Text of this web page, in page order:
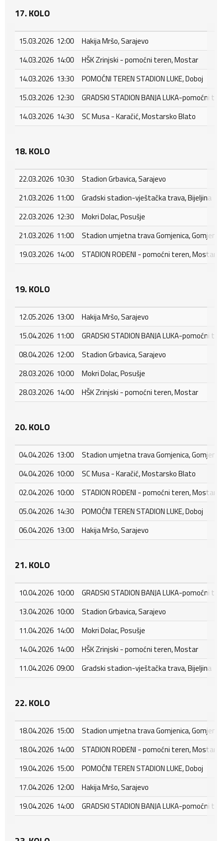
17. KOLO
15.03.2026 12:00
Hakija Mršo, Sarajevo
14.03.2026 14:00
HŠK Zrinjski - pomoćni teren, Mostar
14.03.2026 13:30
POMOĆNI TEREN STADION LUKE, Doboj
15.03.2026 12:30
GRADSKI STADION BANJA LUKA-pomoćni
14.03.2026 14:30
SC Musa - Karačić, Mostarsko Blato
18. KOLO
22.03.2026 10:30
Stadion Grbavica, Sarajevo
21.03.2026 11:00
Gradski stadion-vještačka trava, Bijeljina
22.03.2026 12:30
Mokri Dolac, Posušje
21.03.2026 11:00
Stadion umjetna trava Gomjenica,
19.03.2026 14:00
STADION ROĐENI - pomoćni teren, Mostar
19. KOLO
12.05.2026 13:00
Hakija Mršo, Sarajevo
15.04.2026 11:00
GRADSKI STADION BANJA LUKA-pomoćni
08.04.2026 12:00
Stadion Grbavica, Sarajevo
28.03.2026 10:00
Mokri Dolac, Posušje
28.03.2026 14:00
HŠK Zrinjski - pomoćni teren, Mostar
20. KOLO
04.04.2026 13:00
Stadion umjetna trava Gomjenica,
04.04.2026 10:00
SC Musa - Karačić, Mostarsko Blato
02.04.2026 10:00
STADION ROĐENI - pomoćni teren, Mostar
05.04.2026 14:30
POMOĆNI TEREN STADION LUKE, Doboj
06.04.2026 13:00
Hakija Mršo, Sarajevo
21. KOLO
10.04.2026 10:00
GRADSKI STADION BANJA LUKA-pomoćni
13.04.2026 10:00
Stadion Grbavica, Sarajevo
11.04.2026 14:00
Mokri Dolac, Posušje
14.04.2026 14:00
HŠK Zrinjski - pomoćni teren, Mostar
11.04.2026 09:00
Gradski stadion-vještačka trava, Bijeljina
22. KOLO
18.04.2026 15:00
Stadion umjetna trava Gomjenica,
18.04.2026 14:00
STADION ROĐENI - pomoćni teren, Mostar
19.04.2026 15:00
POMOĆNI TEREN STADION LUKE, Doboj
17.04.2026 12:00
Hakija Mršo, Sarajevo
19.04.2026 14:00
GRADSKI STADION BANJA LUKA-pomoćni